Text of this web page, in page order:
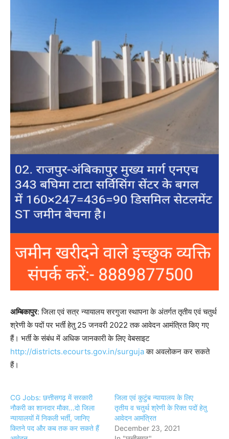
अम्बिकापुर: जिला एवं सत्र न्यायालय सरगुजा स्थापना के अंतर्गत तृतीय एवं चतुर्थ
श्रेणी के पदों पर भर्ती हेतु 25 जनवरी 2022 तक आवेदन आमंत्रित किए गए
हैं। भर्ती के संबंध में अधिक जानकारी के लिए वेबसाइट
http://districts.ecourts.gov.in/surgujaका अवलोकन कर सकते
हैं।
CG Jobs: छत्तीसगढ़ में सरकारी
नौकरी का शानदार मौका...दो जिला
न्यायालयों में निकली भर्ती, जानिए
कितने पद और कब तक कर सकते हैं
जिला एवं कुटुंब न्यायालय के लिए
तृतीय व चतुर्थ श्रेणी के रिक्त पदों हेतु
आवेदन आमंत्रित
December 23, 2021